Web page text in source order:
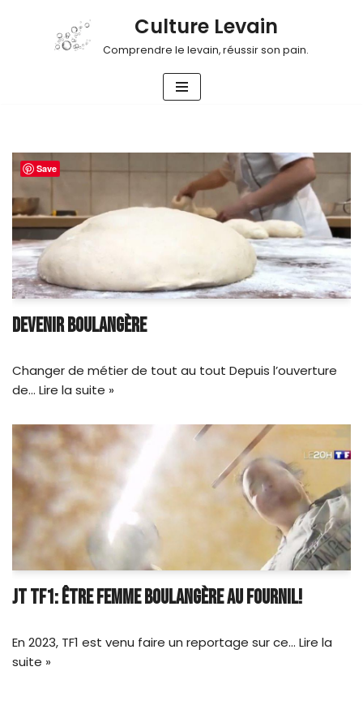
Culture Levain
Comprendre le levain, réussir son pain.
DEVENIR BOULANGÈRE
Changer de métier de tout au tout Depuis l’ouverture
de… Lire la suite »
JT TF1: ÊTRE FEMME BOULANGÈRE AU FOURNIL!
En 2023, TF1 est venu faire un reportage sur ce… Lire la
suite »
Save